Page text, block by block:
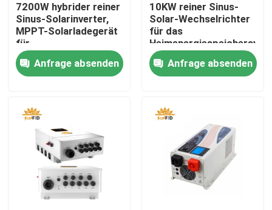
Haus
Produkte
Fabrik-Ausflug
Qualitätskontrolle
Treten Sie mit uns in Verbindung
7200W hybrider reiner
Sinus-Solarinverter,
MPPT-Solarladegerät
für
Energiespeichersystem
Anfrage absenden
10KW reiner Sinus-
Solar-Wechselrichter
für das
Anfrage absenden